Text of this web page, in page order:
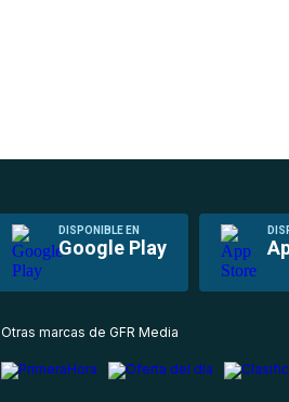
DISPONIBLE EN
Google Play
Otras marcas de GFR Media